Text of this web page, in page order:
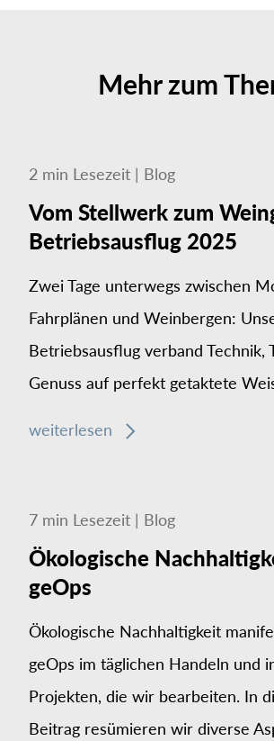
Mehr zum
2 min Lesezeit | Blog
Vom Stellwerk zum
Betriebsausflug 2025
Zwei Tage unterwegs zwischen
Fahrplänen und Weinbergen:
Betriebsausflug verband Technik,
Genuss auf perfekt getaktete
weiterlesen
7 min Lesezeit | Blog
Ökologische
geOps
Ökologische Nachhaltigkeit
geOps im täglichen Handeln und
Projekten, die wir bearbeiten. In
Beitrag resümieren wir diverse